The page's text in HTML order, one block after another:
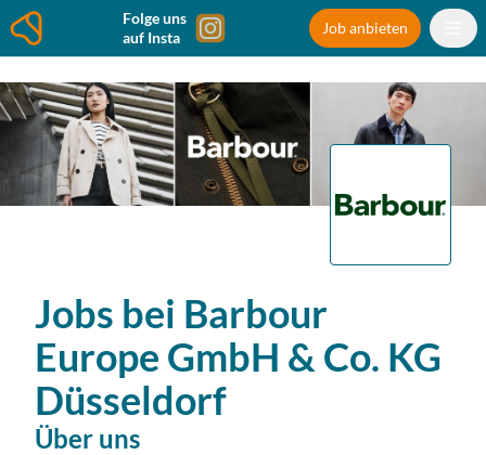
Folge uns
auf Insta
Job anbieten
Jobs bei Barbour
Europe GmbH & Co. KG
Düsseldorf
Über uns